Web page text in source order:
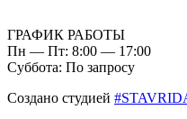
ГРАФИК РАБОТЫ
Пн — Пт: 8:00 — 17:00
Суббота: По запросу
Создано студией